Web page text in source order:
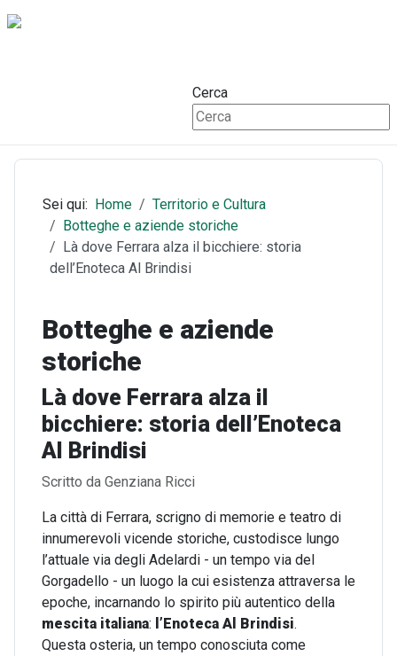
Cerca
Sei qui: Home
Territorio e Cultura
Botteghe e aziende storiche
Là dove Ferrara alza il bicchiere: storia
dell’Enoteca Al Brindisi
Botteghe e aziende
storiche
Là dove Ferrara alza il
bicchiere: storia dell’Enoteca
Al Brindisi
Dettagli
Scritto da Genziana Ricci
La città di Ferrara, scrigno di memorie e teatro di
innumerevoli vicende storiche, custodisce lungo
l’attuale via degli Adelardi - un tempo via del
Gorgadello - un luogo la cui esistenza attraversa le
epoche, incarnando lo spirito più autentico della
mescita italiana: l’Enoteca Al Brindisi.
Questa osteria, un tempo conosciuta come